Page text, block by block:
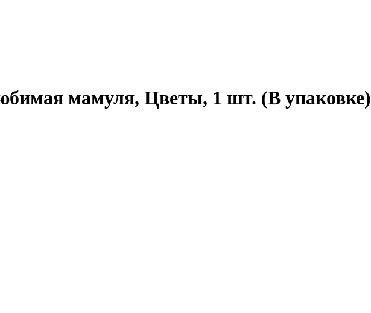
мамуля, Цветы, 1 шт. (В упаковке)